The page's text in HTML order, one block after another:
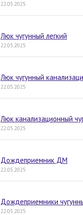
22.05.2025
Люк чугунный легкий
22.05.2025
Люк чугунный
22.05.2025
Люк канализационный
22.05.2025
Дождеприемник ДМ
22.05.2025
Дождеприемники
22.05.2025